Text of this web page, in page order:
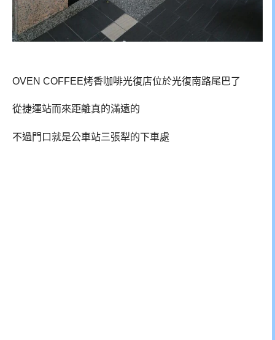
OVEN COFFEE烤香咖啡光復店位於光復南路尾巴了
從捷運站而來距離真的滿遠的
不過門口就是公車站三張犁的下車處